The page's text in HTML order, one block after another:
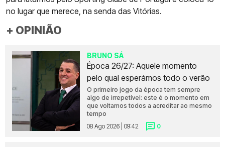
no lugar que merece, na senda das Vitórias.
+ OPINIÃO
BRUNO SÁ
Época 26/27: Aquele momento
pelo qual esperámos todo o verão
O primeiro jogo da época tem sempre
algo de irrepetível: este é o momento em
que voltamos todos a acreditar ao mesmo
tempo
08 Ago 2026 | 09:42
0